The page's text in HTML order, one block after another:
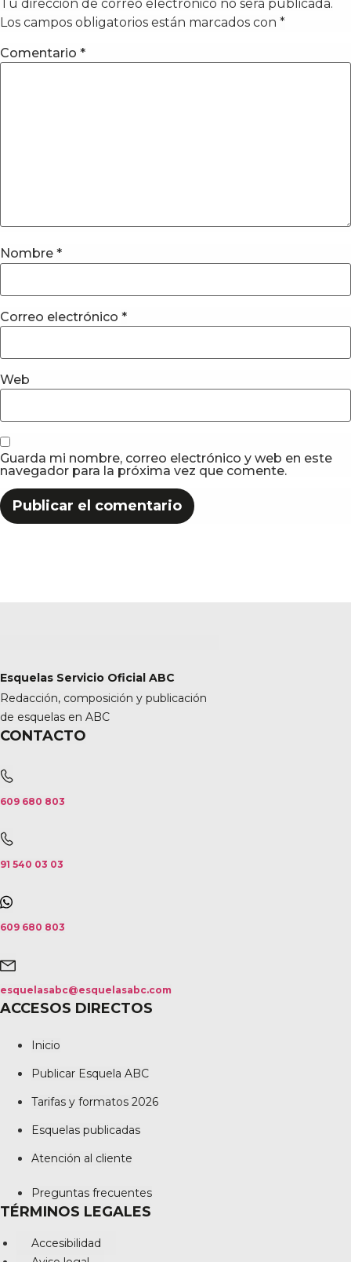
Tu dirección de correo electrónico no será publicada.
Los campos obligatorios están marcados con *
Comentario *
Nombre *
Correo electrónico *
Web
Guarda mi nombre, correo electrónico y web en este
navegador para la próxima vez que comente.
Esquelas Servicio Oficial ABC
Redacción, composición y publicación
de esquelas en ABC
CONTACTO
609 680 803
91 540 03 03
609 680 803
esquelasabc@esquelasabc.com
ACCESOS DIRECTOS
Inicio
Publicar Esquela ABC
Tarifas y formatos 2026
Esquelas publicadas
Atención al cliente
Preguntas frecuentes
TÉRMINOS LEGALES
Accesibilidad